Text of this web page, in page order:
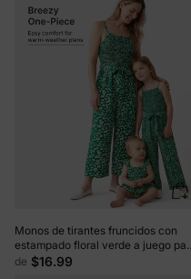
Monos de tirantes fruncidos con
estampado floral verde a juego para
mamá y yo
de $16.99